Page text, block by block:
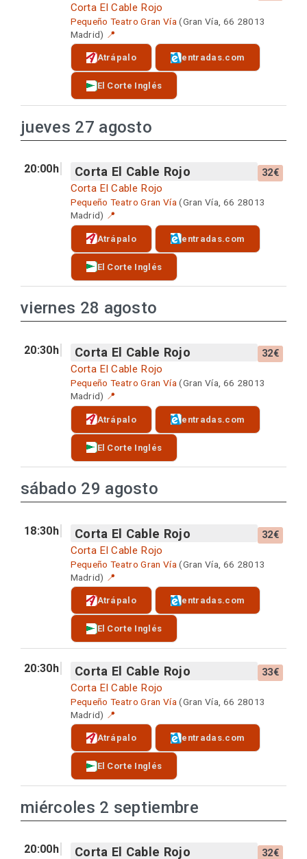
Corta El Cable Rojo
Pequeño Teatro Gran Vía (Gran Vía, 66 28013
Madrid) 📍
Atrápalo entradas.com
El Corte Inglés
jueves 27 agosto
20:00h Corta El Cable Rojo 32€
Corta El Cable Rojo
Pequeño Teatro Gran Vía (Gran Vía, 66 28013
Madrid) 📍
Atrápalo entradas.com
El Corte Inglés
viernes 28 agosto
20:30h Corta El Cable Rojo 32€
Corta El Cable Rojo
Pequeño Teatro Gran Vía(Gran Vía, 66 28013
Madrid) 📍
Atrápalo entradas.com
El Corte Inglés
sábado 29 agosto
18:30h Corta El Cable Rojo 32€
Corta El Cable Rojo
Pequeño Teatro Gran Vía (Gran Vía, 66 28013
Madrid) 📍
Atrápalo entradas.com
El Corte Inglés
20:30h Corta El Cable Rojo 33€
Corta El Cable Rojo
Pequeño Teatro Gran Vía (Gran Vía, 66 28013
Madrid) 📍
Atrápalo entradas.com
El Corte Inglés
miércoles 2 septiembre
20:00h Corta El Cable Rojo 32€